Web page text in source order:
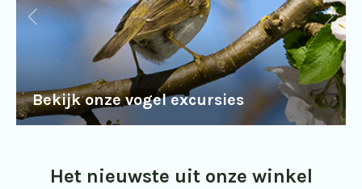
Bekijk onze vogel excursies
Het nieuwste uit onze winkel